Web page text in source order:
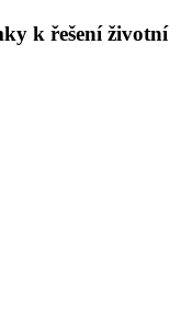
k řešení životní